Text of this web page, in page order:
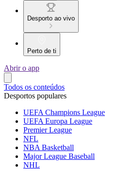
Desporto ao vivo
Perto de ti
Abrir o app
Todos os conteúdos
Desportos populares
UEFA Champions League
UEFA Europa League
Premier League
NFL
NBA Basketball
Major League Baseball
NHL